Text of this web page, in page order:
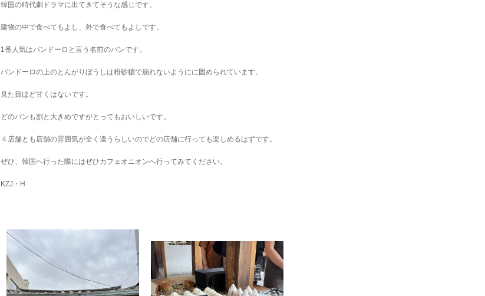
韓国の時代劇ドラマに出てきてそうな感じです。
建物の中で食べてもよし、外で食べてもよしです。
1番人気はパンドーロと言う名前のパンです。
パンドーロの上のとんがりぼうしは粉砂糖で崩れないようにに固められています。
見た目ほど甘くはないです。
どのパンも割と大きめですがとってもおいしいです。
４店舗とも店舗の雰囲気が全く違うらしいのでどの店舗に行っても楽しめるはずです。
ぜひ、韓国へ行った際にはぜひカフェオニオンへ行ってみてください。
KZJ・H